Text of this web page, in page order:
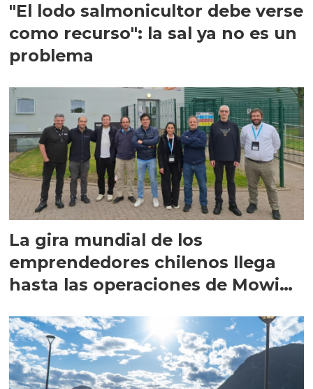
"El lodo salmonicultor debe verse
como recurso": la sal ya no es un
problema
La gira mundial de los
emprendedores chilenos llega
hasta las operaciones de Mowi